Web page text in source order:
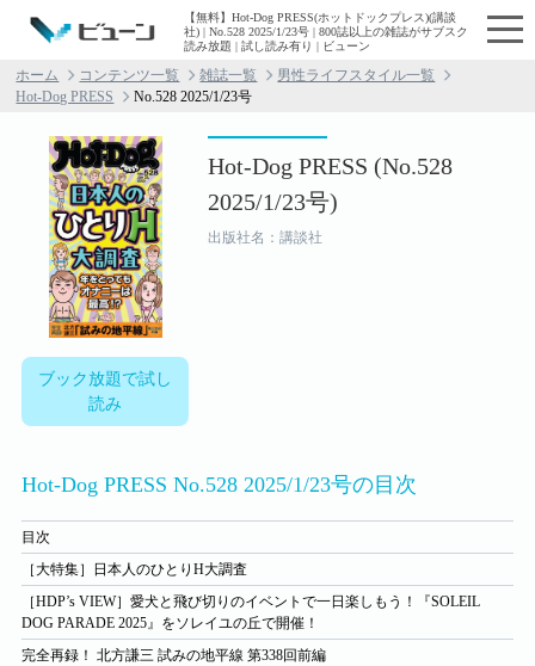
【無料】Hot-Dog PRESS(ホットドックプレス)(講談
社) | No.528 2025/1/23号 | 800誌以上の雑誌がサブスク
読み放題 | 試し読み有り | ビューン
ホーム コンテンツ一覧 雑誌一覧
男性ライフスタイル一覧
Hot-Dog PRESS
No.528 2025/1/23号
ブック放題で試し
読み
Hot-Dog PRESS (No.528
2025/1/23号)
出版社名：講談社
Hot-Dog PRESS No.528 2025/1/23号の目次
目次
［大特集］日本人のひとりH大調査
［HDP’s VIEW］愛犬と飛び切りのイベントで一日楽しもう！『SOLEIL
DOG PARADE 2025』をソレイユの丘で開催！
完全再録！ 北方謙三 試みの地平線 第338回前編